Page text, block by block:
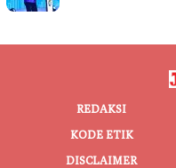
REDAKSI
KODE ETIK
DISCLAIMER